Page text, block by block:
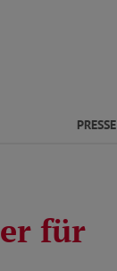
PRESSE
für